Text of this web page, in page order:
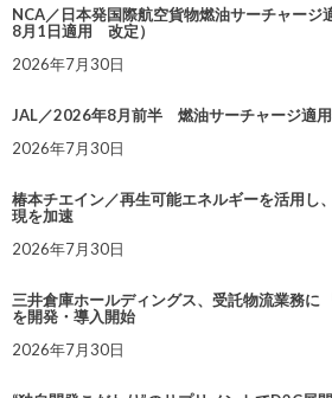
NCA／日本発国際航空貨物燃油サーチャー
8月1日適用 改定）
2026年7月30日
JAL／2026年8月前半 燃油サーチャージ適
2026年7月30日
椿本チエイン／再生可能エネルギーを活用し
現を加速
2026年7月30日
三井倉庫ホールディングス、受託物流業務に
を開発・導入開始
2026年7月30日